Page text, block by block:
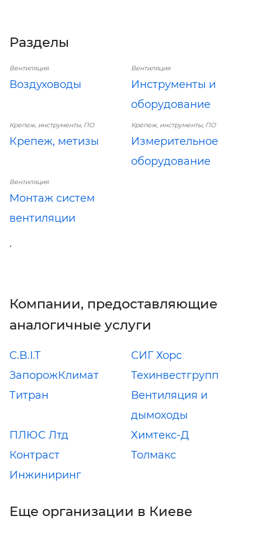
Разделы
Вентиляция
Воздуховоды
Вентиляция
Инструменты и
оборудование
Крепеж, инструменты, ПО
Крепеж, метизы
Крепеж, инструменты, ПО
Измерительное
оборудование
Вентиляция
Монтаж систем
вентиляции
.
Компании, предоставляющие
аналогичные услуги
C.B.I.T
СИГ Хорс
ЗапорожКлимат
Техинвестгрупп
Титран
Вентиляция и
дымоходы
ПЛЮС Лтд
Химтекс-Д
Контраст
Инжиниринг
Толмакс
Еще организации в Киеве